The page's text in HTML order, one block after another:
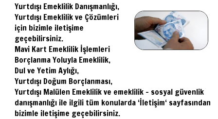
Yurtdışı Emeklilik Danışmanlığı,
Yurtdışı Emeklilik ve Çözümleri
için bizimle iletişime
geçebilirsiniz.
Mavi Kart Emeklilik İşlemleri
Borçlanma Yoluyla Emeklilik,
Dul ve Yetim Aylığı,
Yurtdışı Doğum Borçlanması,
Yurtdışı Malülen Emeklilik ve emeklilik – sosyal güvenlik
danışmanlığı ile ilgili tüm konularda ‘İletişim‘ sayfasından
bizimle iletişime geçebilirsiniz.